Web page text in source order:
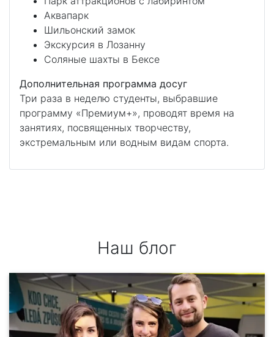
Аквапарк
Шильонский замок
Экскурсия в Лозанну
Соляные шахты в Бексе
Дополнительная программа досуг
Три раза в неделю студенты, выбравшие
программу «Премиум+», проводят время на
занятиях, посвященных творчеству,
экстремальным или водным видам спорта.
Наш блог